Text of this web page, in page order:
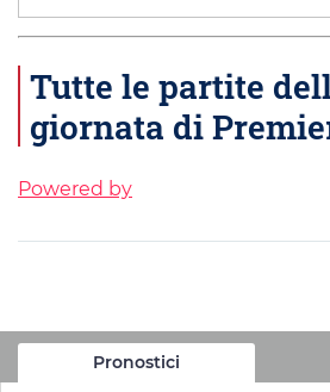
Tutte le partite
giornata di
Powered by
Pronostici